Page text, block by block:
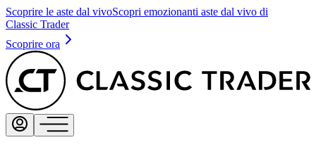
Scoprire le aste dal vivoScopri emozionanti aste dal vivo di
Classic Trader
Scoprire ora